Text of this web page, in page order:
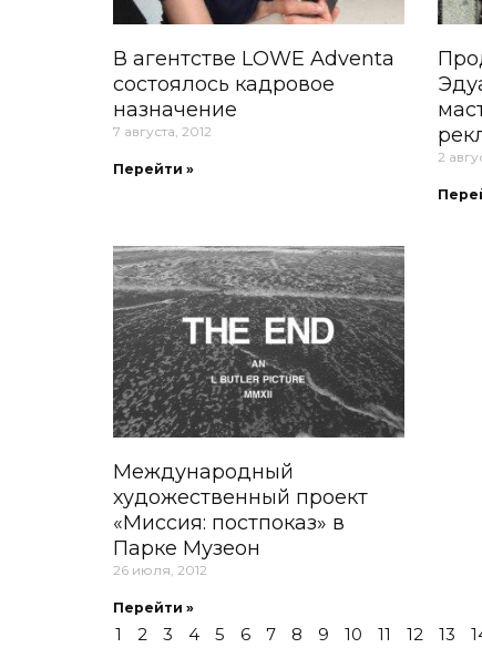
В агентстве LOWE Adventa
состоялось кадровое
назначение
7 августа, 2012
Перейти »
2
Международный
художественный проект
«Миссия: постпоказ» в
Парке Музеон
26 июля, 2012
Перейти »
1 2 3 4 5 6 7 8 9 10 11 12 13